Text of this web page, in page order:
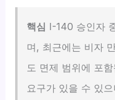
핵심 I-140 승인자
며, 최근에는 비자
도 면제 범위에 포
요구가 있을 수 있